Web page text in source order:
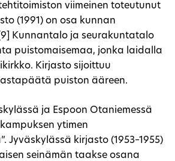
viimeinen toteutunut
(1991) on osa kunnan
Kunnantalo ja seurakuntatalo
puistomaisemaa, jonka laidalla
Kirjasto sijoittuu
puiston ääreen.
ja Espoon Otaniemessä
ytimen
Jyväskylässä kirjasto (1953–1955)
seinämän taakse osana